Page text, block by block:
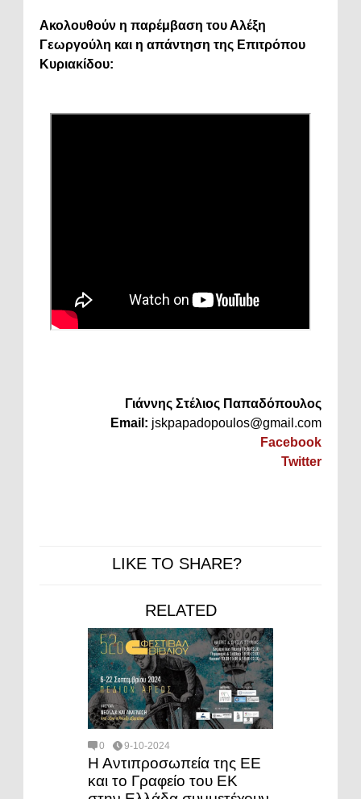
Ακολουθούν η παρέμβαση του Αλέξη
Γεωργούλη και η απάντηση της Επιτρόπου
Κυριακίδου:
Γιάννης Στέλιος Παπαδόπουλος
Email: jskpapadopoulos@gmail.com
Facebook
Twitter
LIKE TO SHARE?
RELATED
0 9-10-2024
Η Αντιπροσωπεία της ΕΕ
και το Γραφείο του ΕΚ